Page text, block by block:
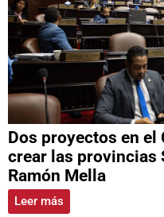
Dos proyectos en el
crear las provincias
Ramón Mella
Leer más